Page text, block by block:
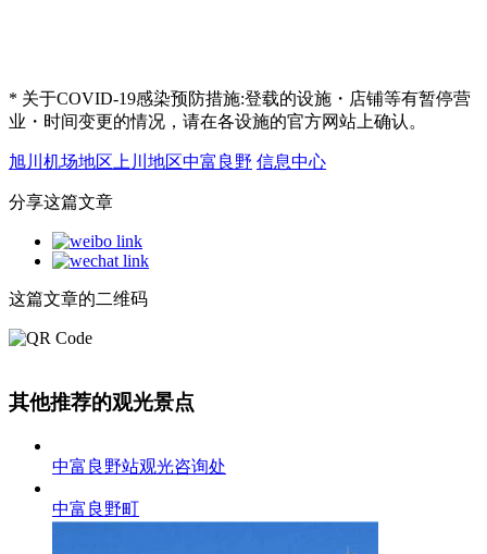
* 关于COVID-19感染预防措施:登载的设施・店铺等有暂停营
业・时间变更的情况，请在各设施的官方网站上确认。
旭川机场地区 上川地区中富良野 信息中心
分享这篇文章
这篇文章的二维码
其他推荐的观光景点
中富良野站观光咨询处
中富良野町